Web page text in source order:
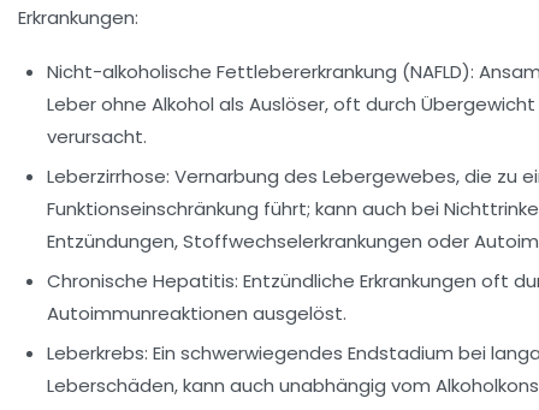
Erkrankungen:
Nicht-alkoholische Fettlebererkrankung (NAFLD):
Leber ohne Alkohol als Auslöser, oft durch
verursacht.
Leberzirrhose: Vernarbung des Lebergewebes, die zu
Funktionseinschränkung führt; kann auch bei
Entzündungen, Stoffwechselerkrankungen oder
Chronische Hepatitis: Entzündliche Erkrankungen oft
Autoimmunreaktionen ausgelöst.
Leberkrebs: Ein schwerwiegendes Endstadium bei
Leberschäden, kann auch unabhängig vom